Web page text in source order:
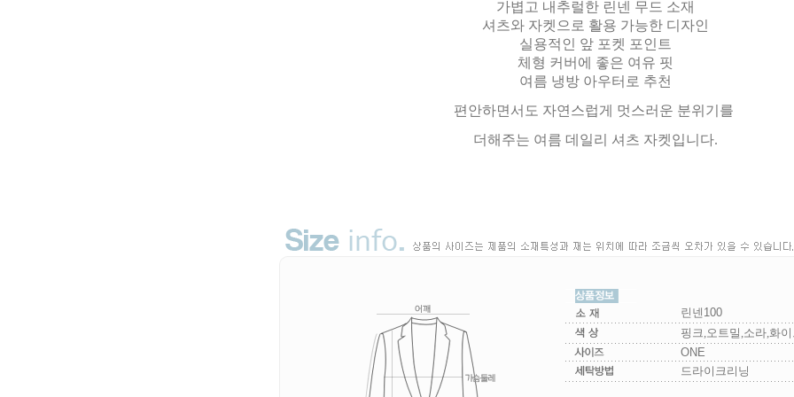
가볍고 내추럴한 린넨 무드 소재
셔츠와 자켓으로 활용 가능한 디자인
실용적인 앞 포켓 포인트
체형 커버에 좋은 여유 핏
여름 냉방 아우터로 추천
편안하면서도 자연스럽게 멋스러운 분위기를
더해주는 여름 데일리 셔츠 자켓입니다.
린넨100
핑크,오트밀,소라,화
ONE
드라이크리닝